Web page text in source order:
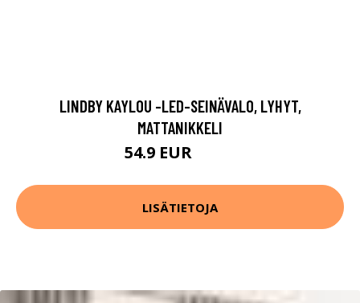
LINDBY KAYLOU -LED-SEINÄVALO, LYHYT,
MATTANIKKELI
54.9 EUR
LISÄTIETOJA